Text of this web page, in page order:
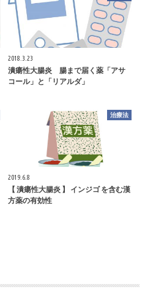
2018.3.23
潰瘍性大腸炎 腸まで届く薬「アサ
コール」と「リアルダ」
治療法
2019.6.8
【 潰瘍性大腸炎 】 インジゴ を含む漢
方薬の有効性